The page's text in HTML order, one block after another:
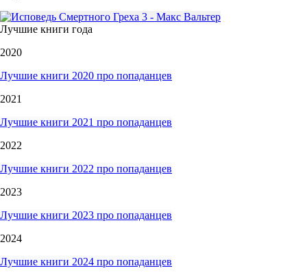
Лучшие книги года
2020
Лучшие книги 2020 про попаданцев
2021
Лучшие книги 2021 про попаданцев
2022
Лучшие книги 2022 про попаданцев
2023
Лучшие книги 2023 про попаданцев
2024
Лучшие книги 2024 про попаданцев